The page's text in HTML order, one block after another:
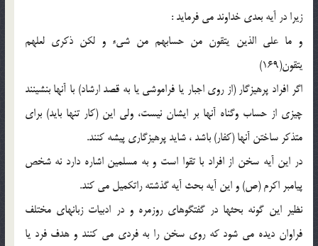
زيرا در آيه بعدي خداوند مي فرمايد :
و ما علي الذين يتقون من حسابهم من شيء و لكن ذكري لعلهم
يتقون(169)
اگر افراد پرهيزگار (از روي اجبار يا فراموشي يا به قصد ارشاد) با آنها بنشينند
چيزي از حساب وگناه آنها بر ايشان نيست، ولي اين (كار تنها بايد) براي
متذكر ساختن آنها (كفار) باشد ، شايد پرهيزگاري پيشه كنند.
در اين آيه سخن از افراد با تقوا است و به مسلمين اشاره دارد نه شخص
پيامبر اكرم (ص) و اين آيه بحث آيه گذشته راتكميل مي كند.
نظير اين گونه بحثها در گفتگوهاي روزمره و در ادبيات زبانهاي مختلف
فراوان ديده مي شود كه روي سخن را به فردي مي كنند و هدف فرد يا